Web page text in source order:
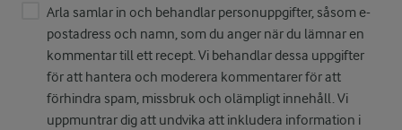
Arla samlar in och behandlar personuppgifter, såsom e-
postadress och namn, som du anger när du lämnar en
kommentar till ett recept. Vi behandlar dessa uppgifter
för att hantera och moderera kommentarer för att
förhindra spam, missbruk och olämpligt innehåll. Vi
uppmuntrar dig att undvika att inkludera information i